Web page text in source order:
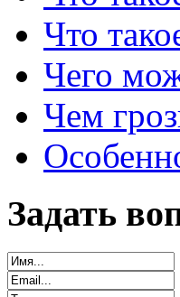
Что
Чего
Чем
Задать